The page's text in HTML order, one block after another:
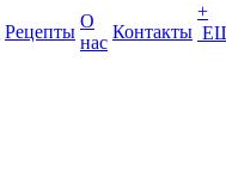
Рецепты
О
нас
Контакты
+